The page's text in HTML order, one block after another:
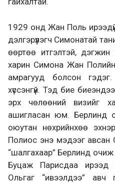
1929 онд Жан Поль
дэлгэрүүлэгч Симонатай
өөртөө итгэлтэй,
харин Симона Жан
амрагууд болсон
хүссэнгүй. Тэд бие
эрх чөлөөний визийг
ашигласан юм. Берлинд
оюутан нөхрийнхөө
Полиос энэ мэдээг авсан
“шалгахаар” Берлинд
Буцаж Парисдаа ирээд
Ольгаг “ивээлдээ” авч